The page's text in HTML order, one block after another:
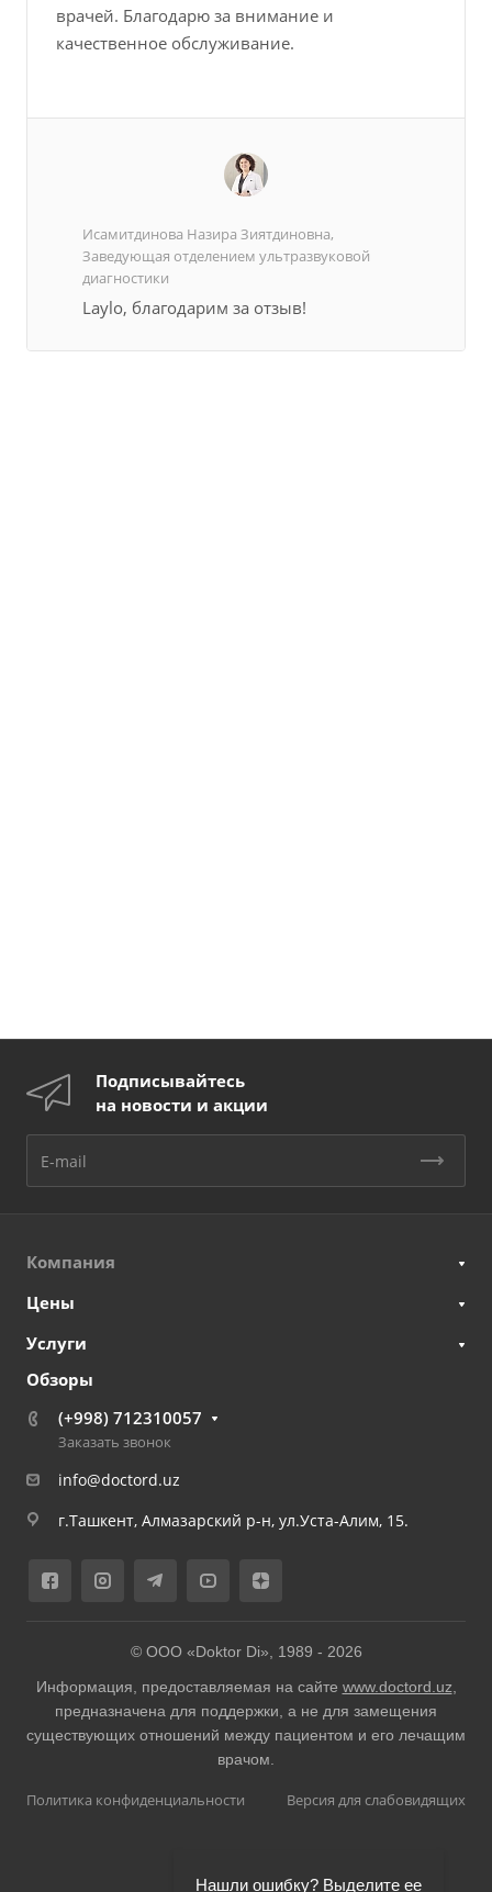
врачей. Благодарю за внимание и
качественное обслуживание.
Исамитдинова Назира Зиятдиновна,
Заведующая отделением ультразвуковой
диагностики
Laylo, благодарим за отзыв!
Подписывайтесь
на новости и акции
Компания
Цены
Услуги
Обзоры
(+998) 712310057
Заказать звонок
info@doctord.uz
г.Ташкент, Алмазарский р-н, ул.Уста-Алим, 15.
© ООО «Doktor Di», 1989 - 2026
Информация, предоставляемая на сайте www.doctord.uz
предназначена для поддержки, а не для замещения
существующих отношений между пациентом и его лечащим
врачом.
Политика конфиденциальности Версия для слабовидящих
Нашли ошибку? Выделите ее